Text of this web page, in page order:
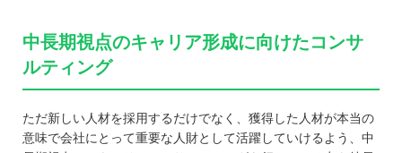
中長期視点のキャリア形成に向けたコンサ
ルティング
ただ新しい人材を採用するだけでなく、獲得した人材が本当の
意味で会社にとって重要な人財として活躍していけるよう、中